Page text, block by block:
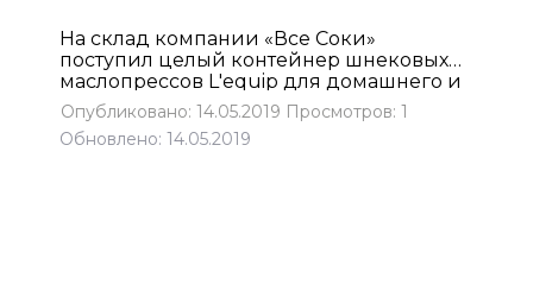
На склад компании «Все Соки»
поступил целый контейнер шнековых
маслопрессов L'equip для домашнего и
коммерческого использования. С 2013
года мы являемся официальным
дистрибьютором этого бренда в
Опубликовано: 14.05.2019 Просмотров: 1
Обновлено: 14.05.2019